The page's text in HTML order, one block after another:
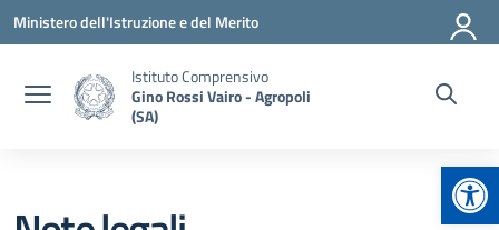
Vai ai contenuti
Vai al menu di navigazione
Vai al footer
Ministero dell'Istruzione e del Merito
Istituto Comprensivo
Gino Rossi Vairo - Agropoli
(SA)